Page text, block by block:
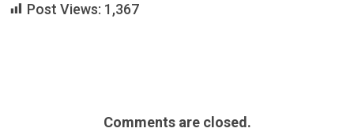
Post Views: 1,367
Comments are closed.